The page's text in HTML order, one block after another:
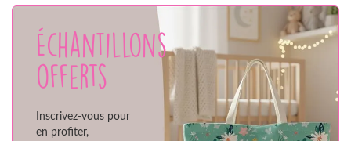
Échantillons
offerts
Inscrivez-vous pour
en profiter,